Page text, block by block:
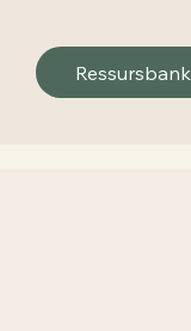
Ressursbank